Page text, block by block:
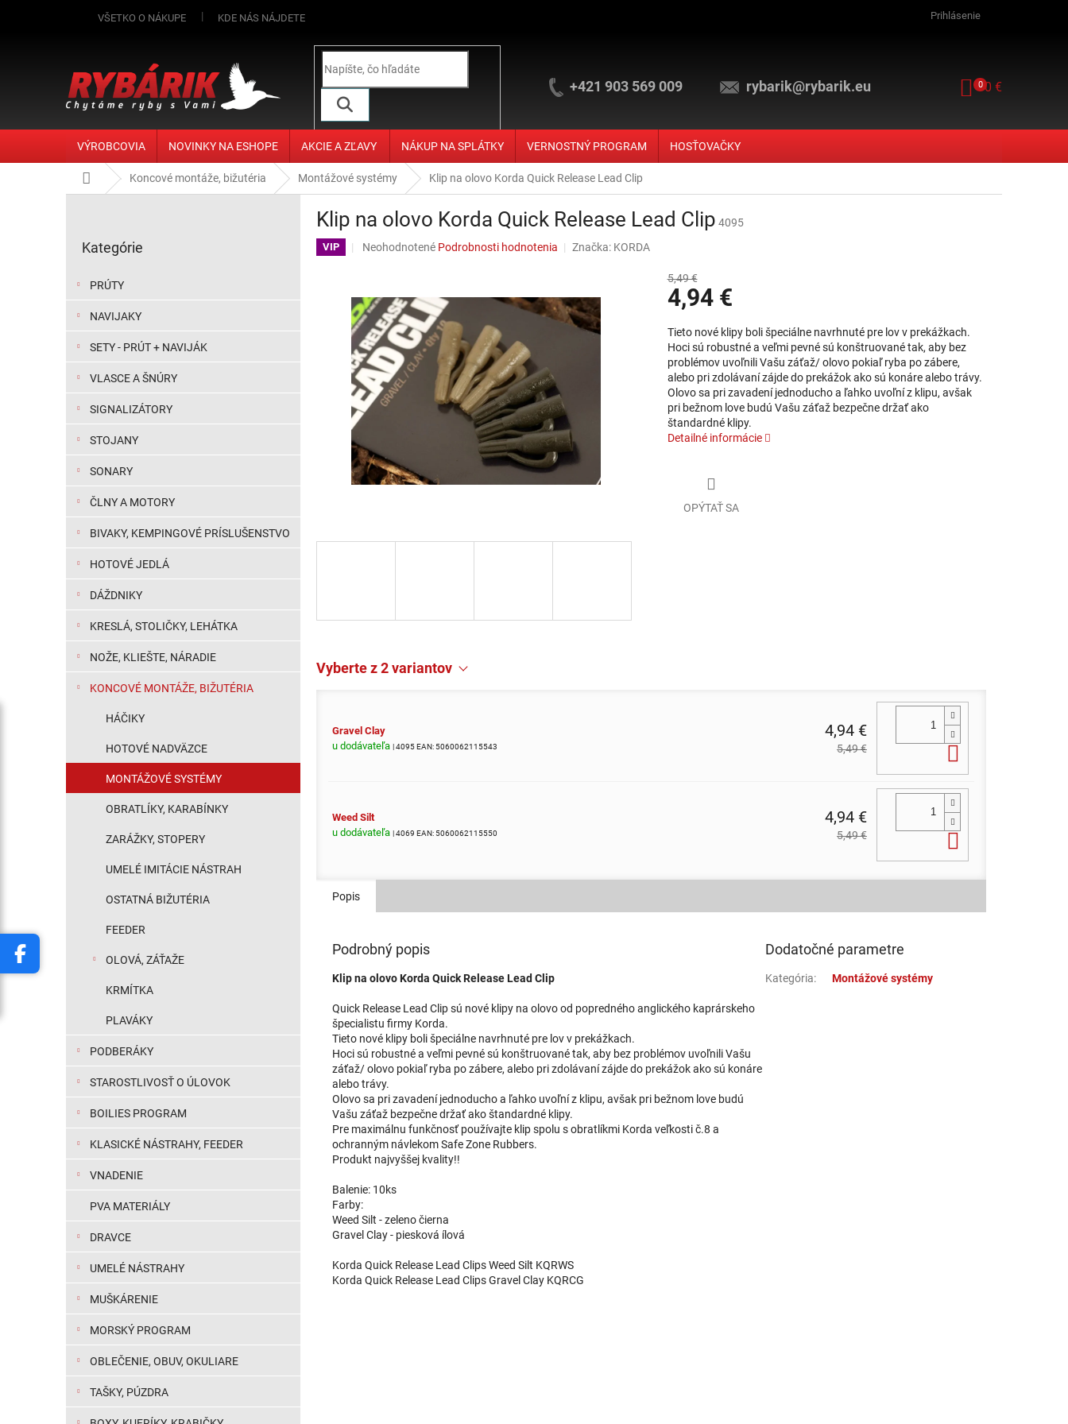
VŠETKO O NÁKUPE KDE NÁS NÁJDETE Prihlásenie
+421 903 569 009 rybarik@rybarik.eu NÁKUPNÝ
0 €
0
VÝROBCOVIA NOVINKY NA ESHOPE AKCIE A ZĽAVY NÁKUP NA SPLÁTKY VERNOSTNÝ PROGRAM HOSŤOVAČKY
DomovKoncové montáže, bižutéria Montážové systémy Klip na olovo Korda Quick Release Lead Clip
Kategórie
PRÚTY
NAVIJAKY
SETY - PRÚT + NAVIJÁK
VLASCE A ŠNÚRY
SIGNALIZÁTORY
STOJANY
SONARY
ČLNY A MOTORY
BIVAKY, KEMPINGOVÉ PRÍSLUŠENSTVO
HOTOVÉ JEDLÁ
DÁŽDNIKY
KRESLÁ, STOLIČKY, LEHÁTKA
NOŽE, KLIEŠTE, NÁRADIE
KONCOVÉ MONTÁŽE, BIŽUTÉRIA
HÁČIKY
HOTOVÉ NADVÄZCE
MONTÁŽOVÉ SYSTÉMY
OBRATLÍKY, KARABÍNKY
ZARÁŽKY, STOPERY
UMELÉ IMITÁCIE NÁSTRAH
OSTATNÁ BIŽUTÉRIA
FEEDER
OLOVÁ, ZÁŤAŽE
KRMÍTKA
PLAVÁKY
PODBERÁKY
STAROSTLIVOSŤ O ÚLOVOK
BOILIES PROGRAM
KLASICKÉ NÁSTRAHY, FEEDER
VNADENIE
PVA MATERIÁLY
DRAVCE
UMELÉ NÁSTRAHY
MUŠKÁRENIE
MORSKÝ PROGRAM
OBLEČENIE, OBUV, OKULIARE
TAŠKY, PÚZDRA
Klip na olovo Korda Quick Release Lead Clip 4095
VIP Priemerné hodnotenie produktu je 0,0 z 5 hviezdičiek.
Neohodnotené Podrobnosti hodnotenia Značka: KORDA
5,49 €
4,94 €
Jednotková cena:
Tieto nové klipy boli špeciálne navrhnuté pre lov v prekážkach.
Hoci sú robustné a veľmi pevné sú konštruované tak, aby bez
problémov uvoľnili Vašu záťaž/ olovo pokiaľ ryba po zábere,
alebo pri zdolávaní zájde do prekážok ako sú konáre alebo trávy.
Olovo sa pri zavadení jednoducho a ľahko uvoľní z klipu, avšak
pri bežnom love budú Vašu záťaž bezpečne držať ako
štandardné klipy.
Detailné informácie
OPÝTAŤ SA
Vyberte z 2 variantov
Gravel Clay
u dodávateľa | 4095EAN:5060062115543
4,94 €
5,49 €
Weed Silt
u dodávateľa | 4069 EAN:5060062115550
4,94 €
5,49 €
Popis
Podrobný popis
Klip na olovo Korda Quick Release Lead Clip
Quick Release Lead Clip sú nové klipy na olovo od popredného anglického kaprárskeho
špecialistu firmy Korda.
Tieto nové klipy boli špeciálne navrhnuté pre lov v prekážkach.
Hoci sú robustné a veľmi pevné sú konštruované tak, aby bez problémov uvoľnili Vašu
záťaž/ olovo pokiaľ ryba po zábere, alebo pri zdolávaní zájde do prekážok ako sú konáre
alebo trávy.
Olovo sa pri zavadení jednoducho a ľahko uvoľní z klipu, avšak pri bežnom love budú
Vašu záťaž bezpečne držať ako štandardné klipy.
Pre maximálnu funkčnosť používajte klip spolu s obratlíkmi Korda veľkosti č.8 a
ochranným návlekom Safe Zone Rubbers.
Produkt najvyššej kvality!!
Balenie: 10ks
Farby:
Weed Silt - zeleno čierna
Gravel Clay - piesková ílová
Korda Quick Release Lead Clips Weed Silt KQRWS
Korda Quick Release Lead Clips Gravel Clay KQRCG
Dodatočné parametre
Kategória: Montážové systémy